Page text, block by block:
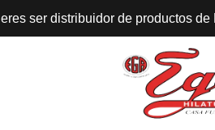
ser distribuidor de productos